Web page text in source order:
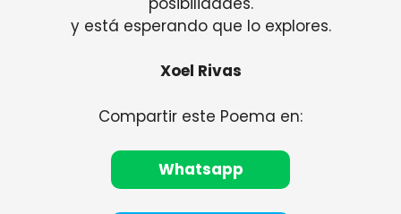
y está esperando que lo explores.
Xoel Rivas
Compartir este Poema en:
Whatsapp